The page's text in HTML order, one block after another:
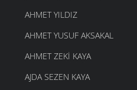
AHMET YILDIZ
AHMET YUSUF AKSAKAL
AHMET ZEKI KAYA
AJDA SEZEN KAYA